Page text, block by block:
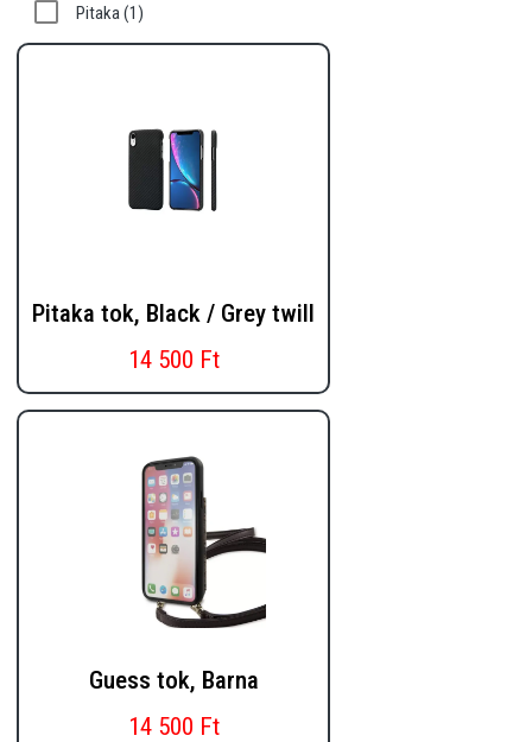
Pitaka(1)
Pitaka tok, Black / Grey twill
14 500 Ft
Guess tok, Barna
14 500 Ft